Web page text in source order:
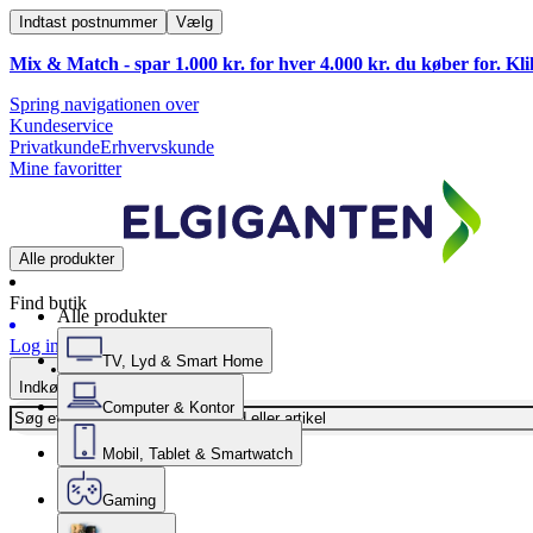
Indtast postnummer Vælg
Mix & Match - spar 1.000 kr. for hver 4.000 kr. du køber for.
Spring navigationen over
Kundeservice
PrivatkundeErhvervskunde
Mine favoritter
Alle produkter
Find butik
Log ind
Indkøbskurv
Alle produkter
TV, Lyd & Smart Home
Computer & Kontor
Mobil, Tablet & Smartwatch
Gaming